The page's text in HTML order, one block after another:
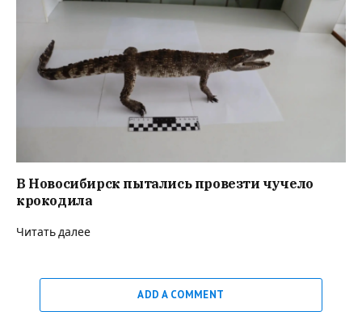
В Новосибирск пытались провезти чучело
крокодила
Читать далее
ADD A COMMENT